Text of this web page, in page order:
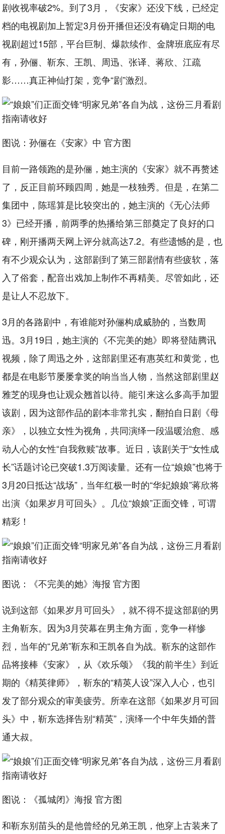
剧收视率破2%。到了3月，《安家》还没下线，已经定
档的电视剧加上暂定3月份开播但还没有确定日期的电
视剧超过15部，平台巨制、爆款续作、金牌班底应有尽
有，孙俪、靳东、王凯、周迅、张译、蒋欣、江疏
影……真正神仙打架，竞争“剧”激烈。
图说：孙俪在《安家》中 官方图
目前一路领跑的是孙俪，她主演的《安家》就不再赘述
了，反正目前环顾四周，她是一枝独秀。但是，在第二
集团中，陈瑶算是比较突出的，她主演的《无心法师
3》已经开播，前两季的热播给第三部奠定了良好的口
碑，刚开播两天网上评分就高达7.2。有些遗憾的是，也
有不少观众认为，这部剧到了第三部剧情有些疲软，落
入了俗套，配音出戏加上制作不再精美。尽管如此，还
是让人不忍放下。
3月的各路剧中，有谁能对孙俪构成威胁的，当数周
迅。3月19日，她主演的《不完美的她》即将登陆腾讯
视频，除了周迅之外，这部剧里还有惠英红和黄觉，也
都是在电影节屡屡拿奖的响当当人物，当然这部剧里赵
雅芝的现身也让观众翘首以待。能引来这么多高手加盟
该剧，因为这部作品的剧本非常扎实，翻拍自日剧《母
亲》，以独立女性为视角，共同演绎一段温暖治愈、感
动人心的女性“自我救赎”故事。近日，该剧关于“女性成
长”话题讨论已突破1.3万阅读量。还有一位“娘娘”也将于
3月20日抵达“战场”，当年红极一时的“华妃娘娘”蒋欣将
出演《如果岁月可回头》。几位“娘娘”正面交锋，可谓
精彩！
图说：《不完美的她》海报 官方图
说到这部《如果岁月可回头》，就不得不提这部剧的男
主角靳东。因为3月荧幕在男主角方面，竞争一样惨
烈，当年的“兄弟”靳东和王凯各自为战。靳东的这部作
品将接棒《安家》，从《欢乐颂》《我的前半生》到近
期的《精英律师》，靳东的“精英人设”深入人心，也引
发了部分观众的审美疲劳。所幸在这部《如果岁月可回
头》中，靳东选择告别“精英”，演绎一个中年失婚的普
通大叔。
图说：《孤城闭》海报 官方图
和靳东别苗头的是他曾经的兄弟王凯，他穿上古装来了